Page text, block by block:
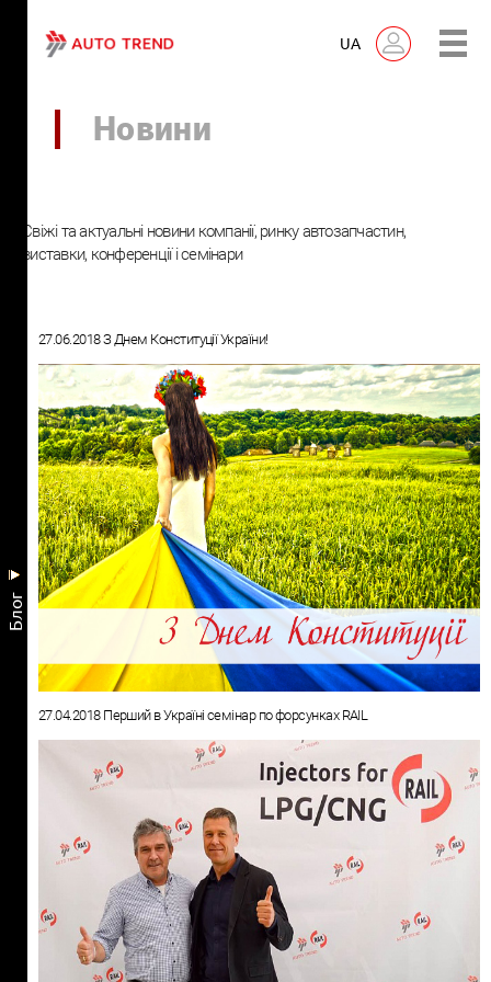
UA
Блог
Новини
Свіжі та актуальні новини компанії, ринку автозапчастин,
виставки, конференції і семінари
27.06.2018 З Днем Конституції України!
27.04.2018 Перший в Україні сeмінар по форсунках RAIL